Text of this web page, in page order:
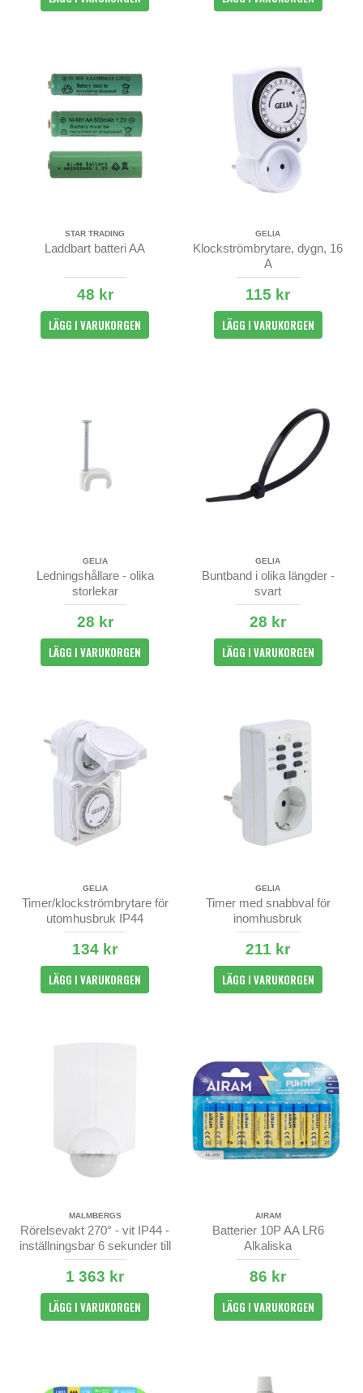
STAR TRADING
Laddbart batteri AA
48 kr
LÄGG I VARUKORGEN
GELIA
Klockströmbrytare, dygn, 16
A
115 kr
LÄGG I VARUKORGEN
GELIA
Ledningshållare - olika
storlekar
28 kr
LÄGG I VARUKORGEN
GELIA
Buntband i olika längder -
svart
28 kr
LÄGG I VARUKORGEN
GELIA
Timer/klockströmbrytare för
utomhusbruk IP44
134 kr
LÄGG I VARUKORGEN
GELIA
Timer med snabbval för
inomhusbruk
211 kr
LÄGG I VARUKORGEN
MALMBERGS
Rörelsevakt 270° - vit IP44 -
inställningsbar 6 sekunder till
10 minuter
1 363 kr
LÄGG I VARUKORGEN
AIRAM
Batterier 10P AA LR6
Alkaliska
86 kr
LÄGG I VARUKORGEN